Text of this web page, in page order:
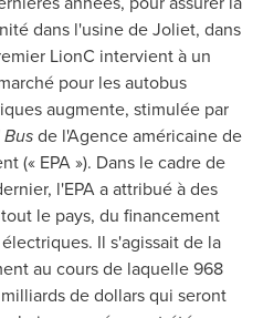
dans l'usine deJoliet, dans
LionC intervient à un
pour les autobus
augmente, stimulée par
de l'Agence américaine de
(« EPA »). Dans le cadre de
l'EPA a attribué à des
le pays, du financement
Il s'agissait de la
au cours de laquelle 968
de dollars qui seront